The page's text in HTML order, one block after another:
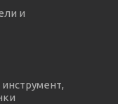
и